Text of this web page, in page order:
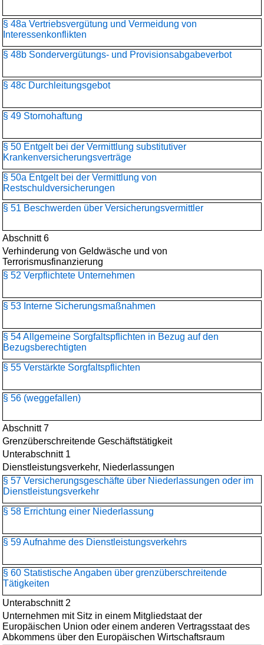
§ 48a Vertriebsvergütung und Vermeidung von
Interessenkonflikten
§ 48b Sondervergütungs- und Provisionsabgabeverbot
§ 48c Durchleitungsgebot
§ 49 Stornohaftung
§ 50 Entgelt bei der Vermittlung substitutiver
Krankenversicherungsverträge
§ 50a Entgelt bei der Vermittlung von
Restschuldversicherungen
§ 51 Beschwerden über Versicherungsvermittler
Abschnitt 6
Verhinderung von Geldwäsche und von
Terrorismusfinanzierung
§ 52 Verpflichtete Unternehmen
§ 53 Interne Sicherungsmaßnahmen
§ 54 Allgemeine Sorgfaltspflichten in Bezug auf den
Bezugsberechtigten
§ 55 Verstärkte Sorgfaltspflichten
§ 56 (weggefallen)
Abschnitt 7
Grenzüberschreitende Geschäftstätigkeit
Unterabschnitt 1
Dienstleistungsverkehr, Niederlassungen
§ 57 Versicherungsgeschäfte über Niederlassungen oder im
Dienstleistungsverkehr
§ 58 Errichtung einer Niederlassung
§ 59 Aufnahme des Dienstleistungsverkehrs
§ 60 Statistische Angaben über grenzüberschreitende
Tätigkeiten
Unterabschnitt 2
Unternehmen mit Sitz in einem Mitgliedstaat der
Europäischen Union oder einem anderen Vertragsstaat des
Abkommens über den Europäischen Wirtschaftsraum